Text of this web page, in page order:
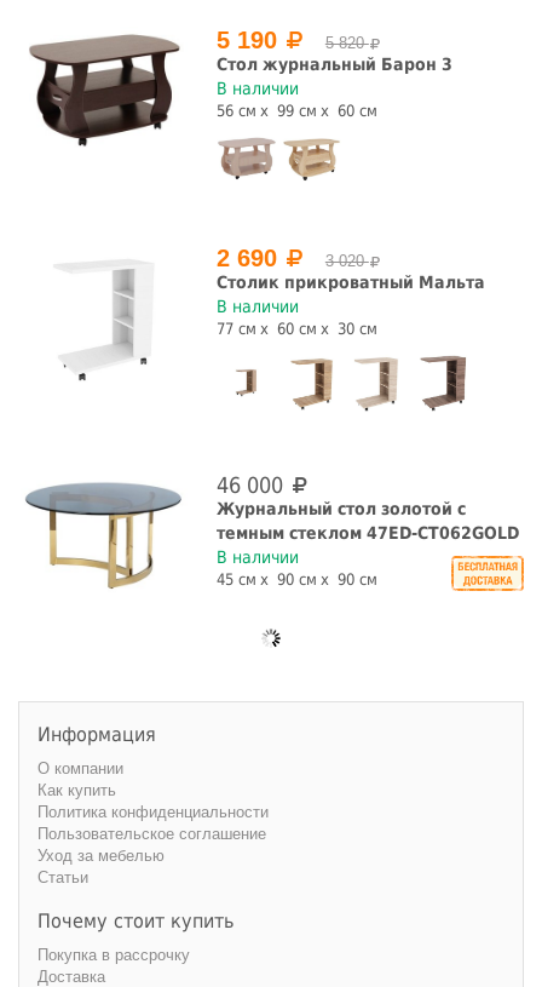
5 190 5 820
Стол журнальный Барон 3
В наличии
56 см 99 см 60 см
2 690 3 020
Столик прикроватный Мальта
В наличии
77 см 60 см 30 см
46 000
Журнальный стол золотой с
темным стеклом 47ED-CT062GOLD
В наличии
45 см 90 см 90 см
Информация
О компании
Как купить
Политика конфиденциальности
Пользовательское соглашение
Уход за мебелью
Статьи
Почему стоит купить
Покупка в рассрочку
Доставка